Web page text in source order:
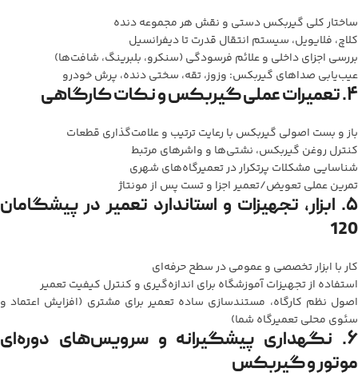
ساختار کلی گیربکس دستی و نقش هر مجموعه دنده
کلاچ، فلایویل، سیستم انتقال قدرت تا دیفرانسیل
بررسی اجزای داخلی و علائم فرسودگی (سنکرو، بلبرینگ، شافت‌ها)
عیب‌یابی صداهای گیربکس: وزوز، تقه، سختی دنده، پرش خودرو
۴. تعمیرات عملی گیربکس و نکات کارگاهی
باز و بست اصولی گیربکس با رعایت ترتیب و علامت‌گذاری قطعات
کنترل روغن گیربکس، نشتی‌ها و واشرهای مرتبط
شناسایی مشکلات پرتکرار در تعمیرگاه‌های شهری
تمرین عملی تعویض/تعمیر اجزا و تست پس از مونتاژ
۵. ابزار، تجهیزات و استاندارد تعمیر در پیشگامان
120
کار با ابزار تخصصی و عمومی در سطح حرفه‌ای
استفاده از تجهیزات آموزشگاه برای اندازه‌گیری و کنترل کیفیت تعمیر
اصول نظم کارگاه، مستندسازی ساده تعمیر برای مشتری (افزایش اعتماد و
سئوی محلی تعمیرگاه شما)
۶. نگهداری پیشگیرانه و سرویس‌های دوره‌ای
موتور و گیربکس